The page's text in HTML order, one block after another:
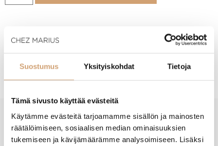
Suostumus Yksityiskohdat Tietoja
Tämä sivusto käyttää evästeitä
Käytämme evästeitä tarjoamamme sisällön ja mainosten
räätälöimiseen, sosiaalisen median ominaisuuksien
tukemiseen ja kävijämäärämme analysoimiseen. Lisäksi
Tuotekuvaus
- Tuotteesta ei ole vielä arvosteluja -
New content loaded